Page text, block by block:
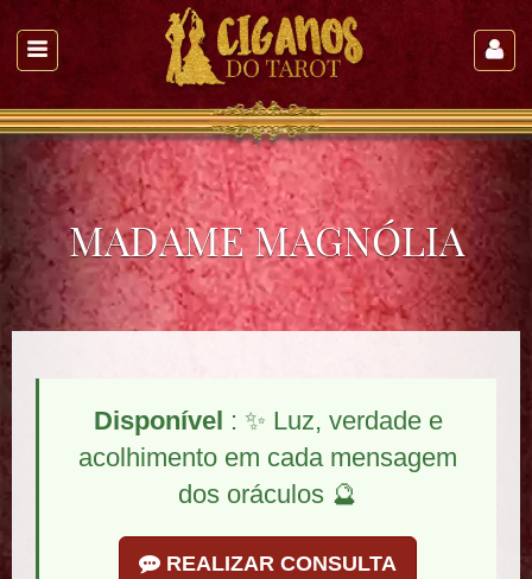
MADAME MAGNÓLIA
Disponível : ✨ Luz, verdade e
acolhimento em cada mensagem
dos oráculos 🔮
REALIZAR CONSULTA